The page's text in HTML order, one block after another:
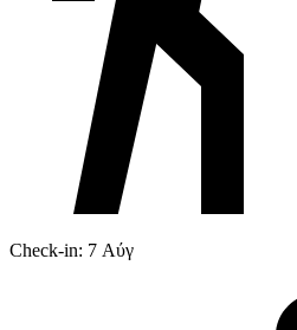
Check-in: 7 Αύγ